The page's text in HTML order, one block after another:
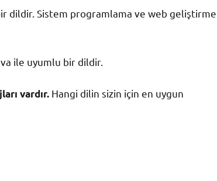
dildir. Sistem programlama ve web geliştirme
ile uyumlu bir dildir.
vardır. Hangi dilin sizin için en uygun